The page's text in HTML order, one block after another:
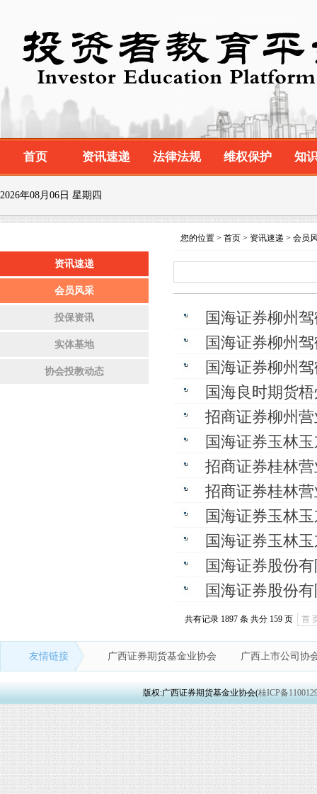
首页 资讯速递 法律法规 维权保护 知
2026年08月06日 星期四
资讯速递
会员风采
投保资讯
实体基地
协会投教动态
您的位置 > 首页 > 资讯速递 > 会员
国海证券柳州
国海证券柳州
国海证券柳州
活动
国海良时期货
国大学生金融
招商证券柳州
了》系列活动
国海证券玉林
活动
招商证券桂林
招商证券桂林
国海证券玉林
国海证券玉林
活动
国海证券股份
进企业投教活动
国海证券股份
育活动
共有记录 1897 条 共分 159 页 首
友情链接 广西证券期货基金业协会 广西上市公司协
版权:广西证券期货基金业协会(桂ICP备